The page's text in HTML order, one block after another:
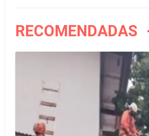
RECOMENDADAS